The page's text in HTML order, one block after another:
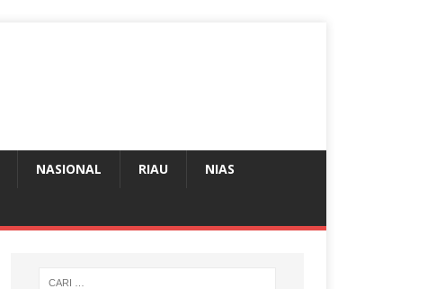
NASIONAL RIAU NIAS